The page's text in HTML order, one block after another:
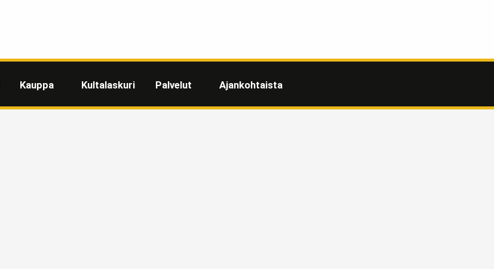
Kauppa Kultalaskuri Palvelut Ajankohtaista